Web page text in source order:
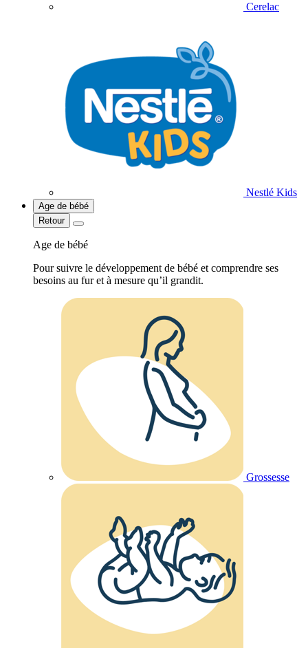
Cerelac
Nestlé Kids
Age de bébé
Retour
Age de bébé
Pour suivre le développement de bébé et comprendre ses
besoins au fur et à mesure qu’il grandit.
Grossesse